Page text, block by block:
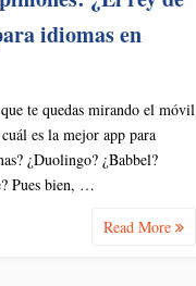
idiomas en
que te quedas mirando el móvil
es la mejor app para
¿Duolingo? ¿Babbel?
Pues bien, …
Read More